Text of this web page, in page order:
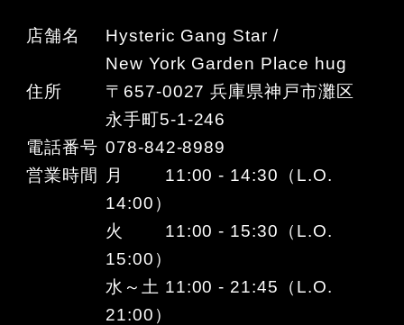
店舗名
Hysteric Gang Star /
New York Garden Place hug
住所
〒657-0027 兵庫県神戸市灘区
永手町5-1-246
電話番号 078-842-8989
営業時間
月 11:00 - 14:30（L.O.
14:00）
火 11:00 - 15:30（L.O.
15:00）
水～土 11:00 - 21:45（L.O.
21:00）